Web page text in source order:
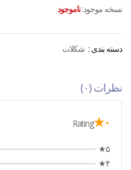
نسخه موجود: ناموجود
دسته بندی : شکلات
نظرات (۰)
۰★ Rating
۵★
۴★